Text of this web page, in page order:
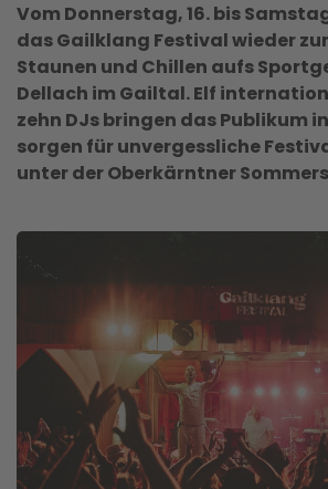
Vom Donnerstag, 16. bis
das Gailklang Festival wieder
Staunen und Chillen aufs
Dellach im Gailtal. Elf
zehn DJs bringen das Publikum
sorgen für unvergessliche
unter der Oberkärntner